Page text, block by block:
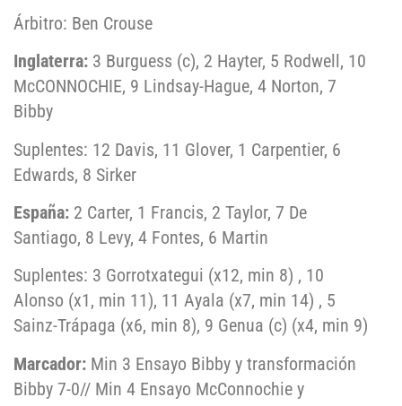
Árbitro: Ben Crouse
Inglaterra: 3 Burguess (c), 2 Hayter, 5 Rodwell, 10
McCONNOCHIE, 9 Lindsay-Hague, 4 Norton, 7
Bibby
Suplentes: 12 Davis, 11 Glover, 1 Carpentier, 6
Edwards, 8 Sirker
España: 2 Carter, 1 Francis, 2 Taylor, 7 De
Santiago, 8 Levy, 4 Fontes, 6 Martin
Suplentes: 3 Gorrotxategui (x12, min 8) , 10
Alonso (x1, min 11), 11 Ayala (x7, min 14) , 5
Sainz-Trápaga (x6, min 8), 9 Genua (c) (x4, min 9)
Marcador: Min 3 Ensayo Bibby y transformación
Bibby 7-0// Min 4 Ensayo McConnochie y